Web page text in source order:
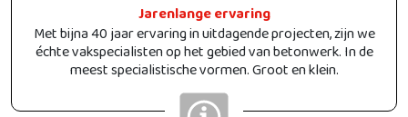
Jarenlange ervaring
Met bijna 40 jaar ervaring in uitdagende projecten, zijn we
échte vakspecialisten op het gebied van betonwerk. In de
meest specialistische vormen. Groot en klein.